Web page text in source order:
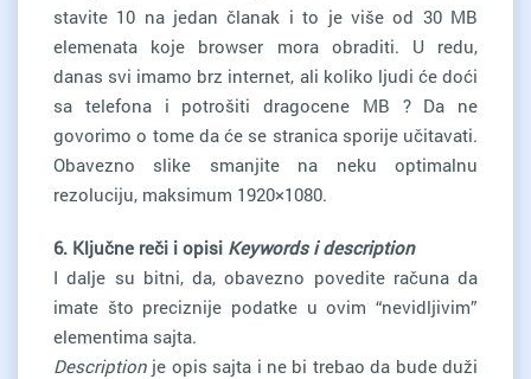
stavite 10 na jedan članak i to je više od 30 MB
elemenata koje browser mora obraditi. U redu,
danas svi imamo brz internet, ali koliko ljudi će doći
sa telefona i potrošiti dragocene MB ? Da ne
govorimo o tome da će se stranica sporije učitavati.
Obavezno slike smanjite na neku optimalnu
rezoluciju, maksimum 1920×1080.
6. Ključne reči i opisi Keywords i description
I dalje su bitni, da, obavezno povedite računa da
imate što preciznije podatke u ovim “nevidljivim”
elementima sajta.
Description je opis sajta i ne bi trebao da bude duži